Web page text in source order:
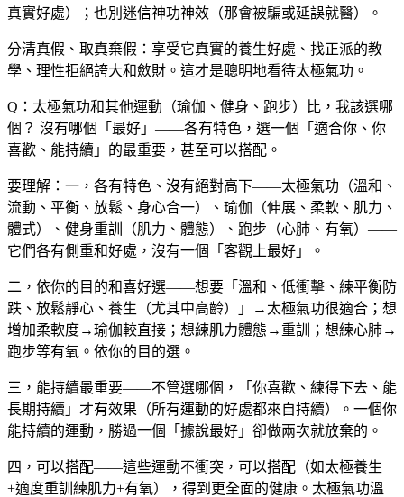
真實好處）；也別迷信神功神效（那會被騙或延誤就醫）。
分清真假、取真棄假：享受它真實的養生好處、找正派的教
學、理性拒絕誇大和斂財。這才是聰明地看待太極氣功。
Q：太極氣功和其他運動（瑜伽、健身、跑步）比，我該選哪
個？ 沒有哪個「最好」——各有特色，選一個「適合你、你
喜歡、能持續」的最重要，甚至可以搭配。
要理解：一，各有特色、沒有絕對高下——太極氣功（溫和、
流動、平衡、放鬆、身心合一）、瑜伽（伸展、柔軟、肌力、
體式）、健身重訓（肌力、體態）、跑步（心肺、有氧）——
它們各有側重和好處，沒有一個「客觀上最好」。
二，依你的目的和喜好選——想要「溫和、低衝擊、練平衡防
跌、放鬆靜心、養生（尤其中高齡）」→太極氣功很適合；想
增加柔軟度→瑜伽較直接；想練肌力體態→重訓；想練心肺→
跑步等有氧。依你的目的選。
三，能持續最重要——不管選哪個，「你喜歡、練得下去、能
長期持續」才有效果（所有運動的好處都來自持續）。一個你
能持續的運動，勝過一個「據說最好」卻做兩次就放棄的。
四，可以搭配——這些運動不衝突，可以搭配（如太極養生
+適度重訓練肌力+有氧），得到更全面的健康。太極氣功溫